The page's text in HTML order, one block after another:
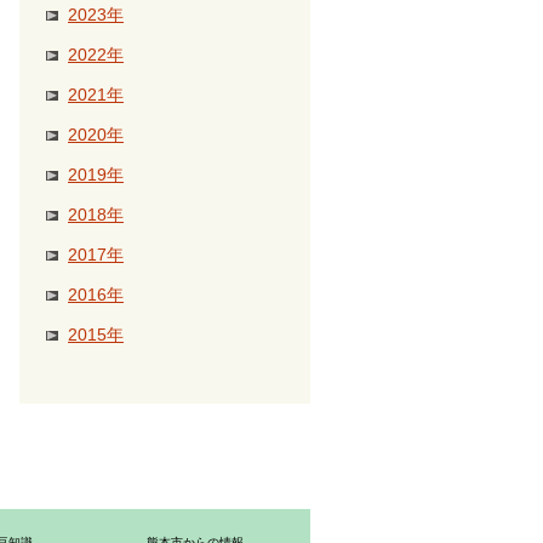
2023年
2022年
2021年
2020年
2019年
2018年
2017年
2016年
2015年